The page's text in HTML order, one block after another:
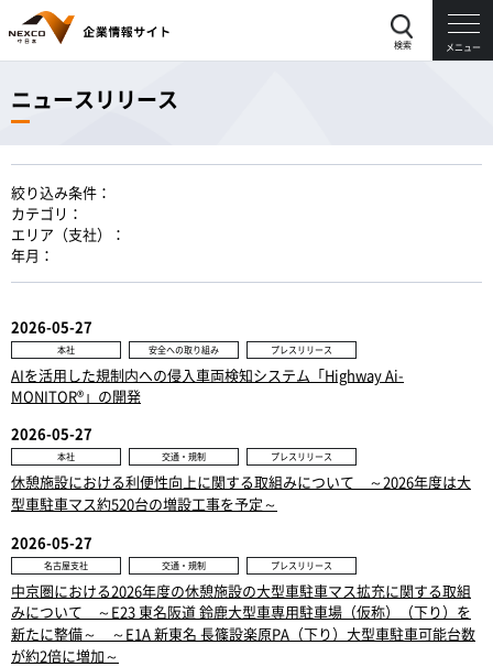
検索 メニュー
ニュースリリース
絞り込み条件：
カテゴリ：
エリア（支社）：
年月：
2026-05-27
本社 安全への取り組み プレスリリース
AIを活用した規制内への侵入車両検知システム「Highway Ai-
MONITOR®」の開発
2026-05-27
本社 交通・規制 プレスリリース
休憩施設における利便性向上に関する取組みについて ～2026年度は大
型車駐車マス約520台の増設工事を予定～
2026-05-27
名古屋支社 交通・規制 プレスリリース
中京圏における2026年度の休憩施設の大型車駐車マス拡充に関する取組
みについて ～E23 東名阪道 鈴鹿大型車専用駐車場（仮称）（下り）を
新たに整備～ ～E1A 新東名 長篠設楽原PA（下り）大型車駐車可能台数
が約2倍に増加～